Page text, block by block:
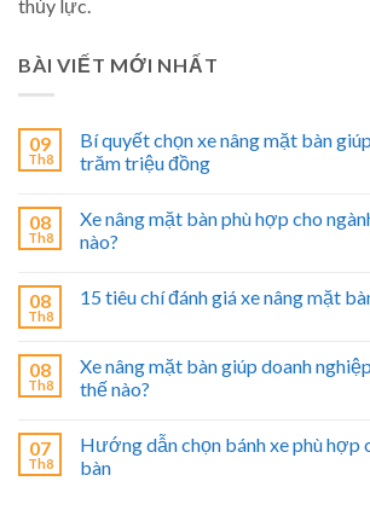
thủy lực.
BÀI VIẾT MỚI NHẤT
09
Th8
Bí quyết chọn xe nâng mặt bàn
trăm triệu đồng
08
Th8
Xe nâng mặt bàn phù hợp cho
nào?
08
Th8
15 tiêu chí đánh giá xe nâng mặt
08
Th8
Xe nâng mặt bàn giúp doanh
thế nào?
07
Th8
Hướng dẫn chọn bánh xe phù hợp
bàn